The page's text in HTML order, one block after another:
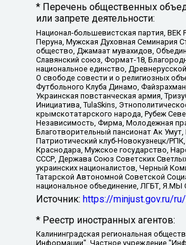
* Перечень общественных
или запрете деятельности:
Национал-большевистская партия,
Перуна, Мужская Духовная Семинария
общество, Джамаат мувахидов,
Славянский союз, Формат-18,
национальное единство,
О свободе совести и о религиозных
Футбольного Клуба Динамо,
Украинская повстанческая армия,
Инициатива, TulaSkins,
крымскотатарского народа, Рубеж
Независимость, Фирма, Молодежная
Благотворительный пансионат Ак
Патриотический клуб-Новокузнецк/
Краснодара, Мужское государство,
СССР, Держава Союз Советских
украинских националистов, Черный
Татарской Автономной Советской
национальное объединение, ЛГБТ, Я.МЫ
Источник: https://minjust.gov.ru/
* Реестр иностранных агентов:
Калининградская региональная общественная организация "Экозащита!-Женсовет", Фонд содействия защите прав и свобод граждан "Общественный вердикт", Фонд "Институт Развития Свободы Информации", Частное учреждение "Информационное агентство МЕМО. РУ", Региональная общественная организация "Общественная комиссия по сохранению наследия академика Сахарова", Фонд поддержки свободы прессы, Санкт-Петербургская общественная правозащитная организация "Гражданский контроль", Межрегиональная общественная организация "Информационно-просветительский центр "Мемориал", Региональный Фонд "Центр Защиты Прав Средств Массовой Информации", с 05.12.2023 Фонд "Центр Защиты Прав Средств массовой информации", Региональная общественная благотворительная организация помощи беженцам и мигрантам "Гражданское содействие", Негосударственное образовательное учреждение дополнительного профессионального образования (повышение квалификации) специалистов "АКАДЕМИЯ ПО ПРАВАМ ЧЕЛОВЕКА", Свердловская региональная общественная организация "Сутяжник", Автономная некоммерческая организация "Центр независимых социологических исследований", Союз общественных объединений "Российский исследовательский центр по правам человека", Региональное общественное учреждение научно-информационный центр "МЕМОРИАЛ", Некоммерческая организация "Фонд защиты гласности", Автономная некоммерческая организация "Институт прав человека", Городская общественная организация "Екатеринбургское общество "МЕМОРИАЛ", Городская общественная организация "Рязанское историко-просветительское и правозащитное общество "Мемориал" (Рязанский Мемориал), Челябинский региональный орган общественной самодеятельности – женское общественное объединение "Женщины Евразии", Челябинский региональный орган общественной самодеятельности "Уральская правозащитная группа", Фонд содействия защите здоровья и социальной справедливости имени Андрея Рылькова, Автономная Некоммерческая Организация "Аналитический Центр Юрия Левады", Автономная